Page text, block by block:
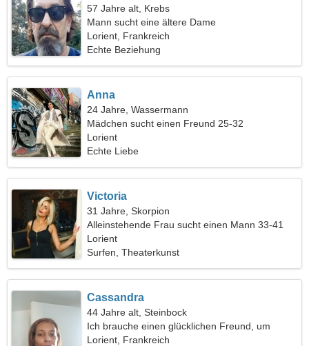
57 Jahre alt, Krebs
Mann sucht eine ältere Dame
Lorient, Frankreich
Echte Beziehung
Anna
24 Jahre, Wassermann
Mädchen sucht einen Freund 25-32
Lorient
Echte Liebe
Victoria
31 Jahre, Skorpion
Alleinstehende Frau sucht einen Mann 33-41
Lorient
Surfen, Theaterkunst
Cassandra
44 Jahre alt, Steinbock
Ich brauche einen glücklichen Freund, um
zusammen Ski zu fahren
Lorient, Frankreich